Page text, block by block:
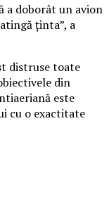
a doborât un avion
ținta”, a
distruse toate
din
este
cu o exactitate